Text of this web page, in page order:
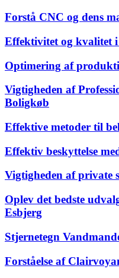
Forstå CNC og dens
Effektivitet og kvalitet
Optimering af
Vigtigheden af
Boligkøb
Effektive metoder til
Effektiv beskyttelse
Vigtigheden af private
Oplev det bedste
Esbjerg
Stjernetegn
Forståelse af